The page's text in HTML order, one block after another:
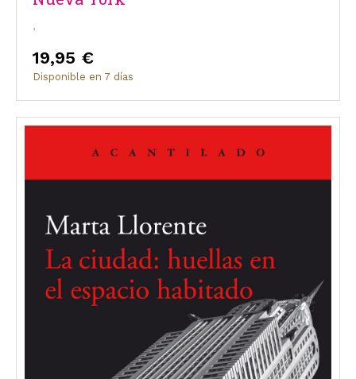
,
19,95 €
Disponible en 7 días